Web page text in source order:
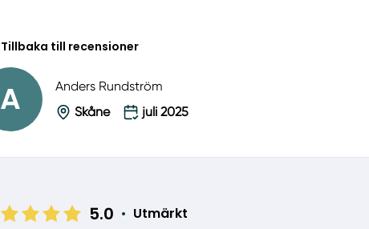
Tillbaka till recensioner
A
Anders Rundström
Skåne
juli 2025
5.0 • Utmärkt